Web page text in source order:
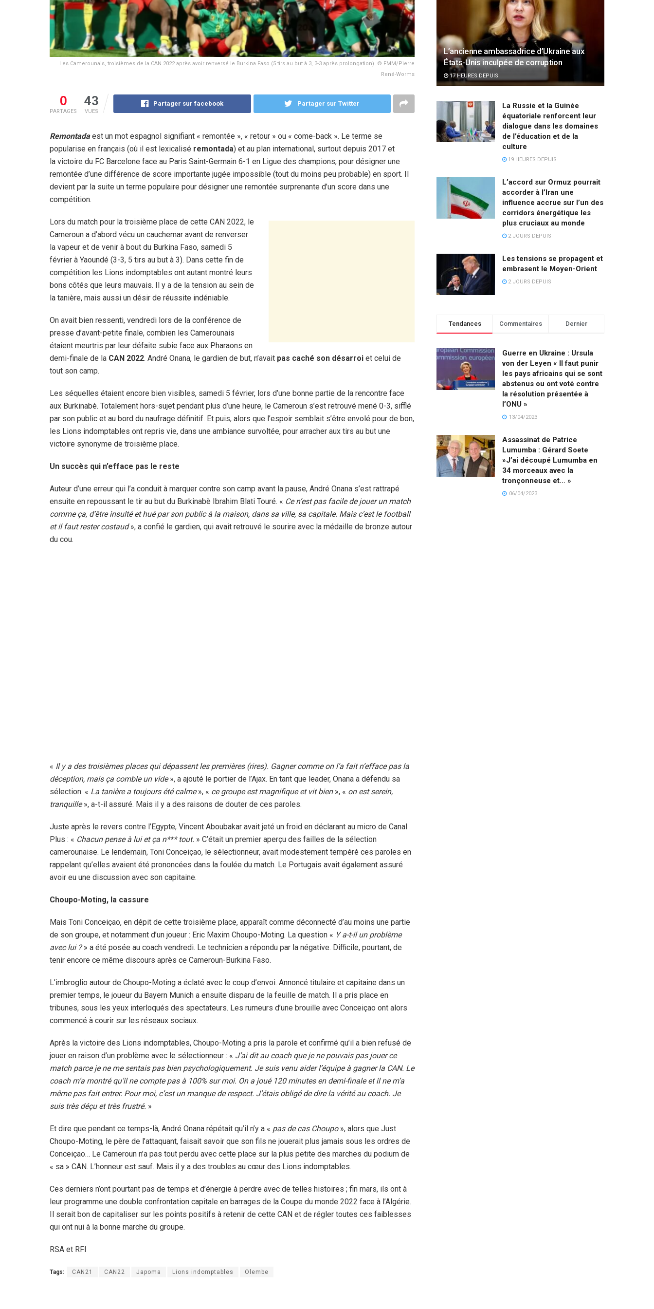
Les Camerounais, troisièmes de la CAN 2022 après avoir renversé le Burkina Faso (5 tirs au but à 3, 3-3 après prolongation). © FMM/Pierre
René-Worms
0
PARTAGES
43
VUES
Partager sur facebook Partager sur Twitter
Remontadaest un mot espagnol signifiant « remontée », « retour » ou « come-back ». Le terme se
popularise en français (où il est lexicalisé remontada) et au plan international, surtout depuis 2017 et
la victoire du FC Barcelone face au Paris Saint-Germain 6-1 en Ligue des champions, pour désigner une
remontée d’une différence de score importante jugée impossible (tout du moins peu probable) en sport. Il
devient par la suite un terme populaire pour désigner une remontée surprenante d’un score dans une
compétition.
Lors du match pour la troisième place de cette CAN 2022, le
Cameroun a d’abord vécu un cauchemar avant de renverser
la vapeur et de venir à bout du Burkina Faso, samedi 5
février à Yaoundé (3-3, 5 tirs au but à 3). Dans cette fin de
compétition les Lions indomptables ont autant montré leurs
bons côtés que leurs mauvais. Il y a de la tension au sein de
la tanière, mais aussi un désir de réussite indéniable.
On avait bien ressenti, vendredi lors de la conférence de
presse d’avant-petite finale, combien les Camerounais
étaient meurtris par leur défaite subie face aux Pharaons en
demi-finale de la CAN 2022. André Onana, le gardien de but, n’avait pas caché son désarroi et celui de
tout son camp.
Les séquelles étaient encore bien visibles, samedi 5 février, lors d’une bonne partie de la rencontre face
aux Burkinabè. Totalement hors-sujet pendant plus d’une heure, le Cameroun s’est retrouvé mené 0-3, sifflé
par son public et au bord du naufrage définitif. Et puis, alors que l’espoir semblait s’être envolé pour de bon,
les Lions indomptables ont repris vie, dans une ambiance survoltée, pour arracher aux tirs au but une
victoire synonyme de troisième place.
Un succès qui n’efface pas le reste
Auteur d’une erreur qui l’a conduit à marquer contre son camp avant la pause, André Onana s’est rattrapé
ensuite en repoussant le tir au but du Burkinabè Ibrahim Blati Touré. « Ce n’est pas facile de jouer un match
comme ça, d’être insulté et hué par son public à la maison, dans sa ville, sa capitale. Mais c’est le football
et il faut rester costaud», a confié le gardien, qui avait retrouvé le sourire avec la médaille de bronze autour
du cou.
« Il y a des troisièmes places qui dépassent les premières (rires). Gagner comme on l’a fait n’efface pas la
déception, mais ça comble un vide», a ajouté le portier de l’Ajax. En tant que leader, Onana a défendu sa
sélection. « La tanière a toujours été calme», « ce groupe est magnifique et vit bien», « on est serein,
tranquille», a-t-il assuré. Mais il y a des raisons de douter de ces paroles.
Juste après le revers contre l’Egypte, Vincent Aboubakar avait jeté un froid en déclarant au micro de Canal
Plus : « Chacun pense à lui et ça n*** tout. » C’était un premier aperçu des failles de la sélection
camerounaise. Le lendemain, Toni Conceiçao, le sélectionneur, avait modestement tempéré ces paroles en
rappelant qu’elles avaient été prononcées dans la foulée du match. Le Portugais avait également assuré
avoir eu une discussion avec son capitaine.
Choupo-Moting, la cassure
Mais Toni Conceiçao, en dépit de cette troisième place, apparaît comme déconnecté d’au moins une partie
de son groupe, et notamment d’un joueur : Eric Maxim Choupo-Moting. La question « Y a-t-il un problème
avec lui ?» a été posée au coach vendredi. Le technicien a répondu par la négative. Difficile, pourtant, de
tenir encore ce même discours après ce Cameroun-Burkina Faso.
L’imbroglio autour de Choupo-Moting a éclaté avec le coup d’envoi. Annoncé titulaire et capitaine dans un
premier temps, le joueur du Bayern Munich a ensuite disparu de la feuille de match. Il a pris place en
tribunes, sous les yeux interloqués des spectateurs. Les rumeurs d’une brouille avec Conceiçao ont alors
commencé à courir sur les réseaux sociaux.
Après la victoire des Lions indomptables, Choupo-Moting a pris la parole et confirmé qu’il a bien refusé de
jouer en raison d’un problème avec le sélectionneur : « J’ai dit au coach que je ne pouvais pas jouer ce
match parce je ne me sentais pas bien psychologiquement. Je suis venu aider l’équipe à gagner la CAN. Le
coach m’a montré qu’il ne compte pas à 100% sur moi. On a joué 120 minutes en demi-finale et il ne m’a
même pas fait entrer. Pour moi, c’est un manque de respect. J’étais obligé de dire la vérité au coach. Je
suis très déçu et très frustré. »
Et dire que pendant ce temps-là, André Onana répétait qu’il n’y a « pas de cas Choupo», alors que Just
Choupo-Moting, le père de l’attaquant, faisait savoir que son fils ne jouerait plus jamais sous les ordres de
Conceiçao… Le Cameroun n’a pas tout perdu avec cette place sur la plus petite des marches du podium de
« sa » CAN. L’honneur est sauf. Mais il y a des troubles au cœur des Lions indomptables.
Ces derniers n’ont pourtant pas de temps et d’énergie à perdre avec de telles histoires ; fin mars, ils ont à
leur programme une double confrontation capitale en barrages de la Coupe du monde 2022 face à l’Algérie.
Il serait bon de capitaliser sur les points positifs à retenir de cette CAN et de régler toutes ces faiblesses
qui ont nui à la bonne marche du groupe.
RSA et RFI
Tags: CAN21 CAN22 Japoma Lions indomptables Olembe
L’ancienne ambassadrice d’Ukraine aux
États-Unis inculpée de corruption
17 HEURES DEPUIS
La Russie et la Guinée
équatoriale renforcent leur
dialogue dans les domaines
de l’éducation et de la
culture
19 HEURES DEPUIS
L’accord sur Ormuz pourrait
accorder à l’Iran une
influence accrue sur l’un des
corridors énergétique les
plus cruciaux au monde
2 JOURS DEPUIS
Les tensions se propagent et
embrasent le Moyen-Orient
2 JOURS DEPUIS
Tendances Commentaires Dernier
Guerre en Ukraine : Ursula
von der Leyen « Il faut punir
les pays africains qui se sont
abstenus ou ont voté contre
la résolution présentée à
l’ONU »
13/04/2023
Assassinat de Patrice
Lumumba : Gérard Soete
»J’ai découpé Lumumba en
34 morceaux avec la
tronçonneuse et… »
06/04/2023